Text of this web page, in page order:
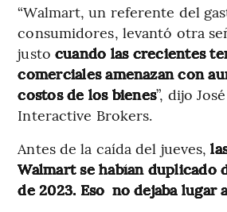
“Walmart, un referente del
consumidores, levantó otra
justo cuando las crecientes
comerciales amenazan con
costos de los bienes”, dijo
Interactive Brokers.
Antes de la caída del jueves,
Walmart se habían duplicado
de 2023. Eso no dejaba lugar